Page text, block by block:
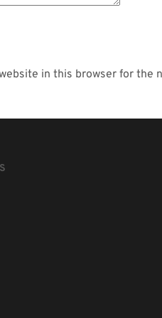
in this browser for the